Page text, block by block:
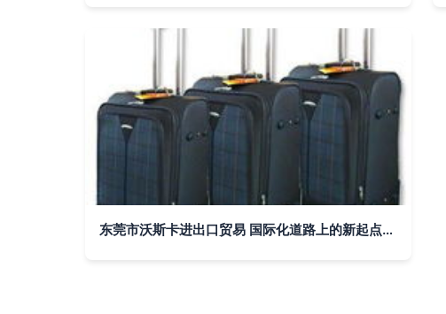
东莞市沃斯卡进出口贸易 国际化道路上的新起点与新征程